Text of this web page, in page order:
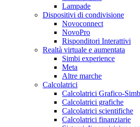
Lampade
Dispositivi di condivisione
Novoconnect
NovoPro
Risponditori Interattivi
Realtà virtuale e aumentata
Simbi experience
Meta
Altre marche
Calcolatrici
Calcolatrici Grafico-
Calcolatrici grafiche
Calcolatrici scientifiche
Calcolatrici finanziarie